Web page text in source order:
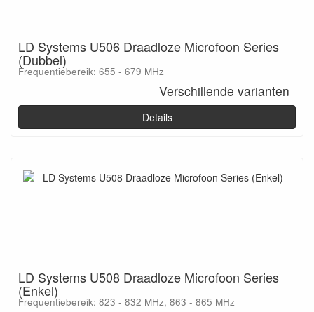
LD Systems U506 Draadloze Microfoon Series
(Dubbel)
Frequentiebereik: 655 - 679 MHz
Verschillende varianten
Details
LD Systems U508 Draadloze Microfoon Series
(Enkel)
Frequentiebereik: 823 - 832 MHz, 863 - 865 MHz